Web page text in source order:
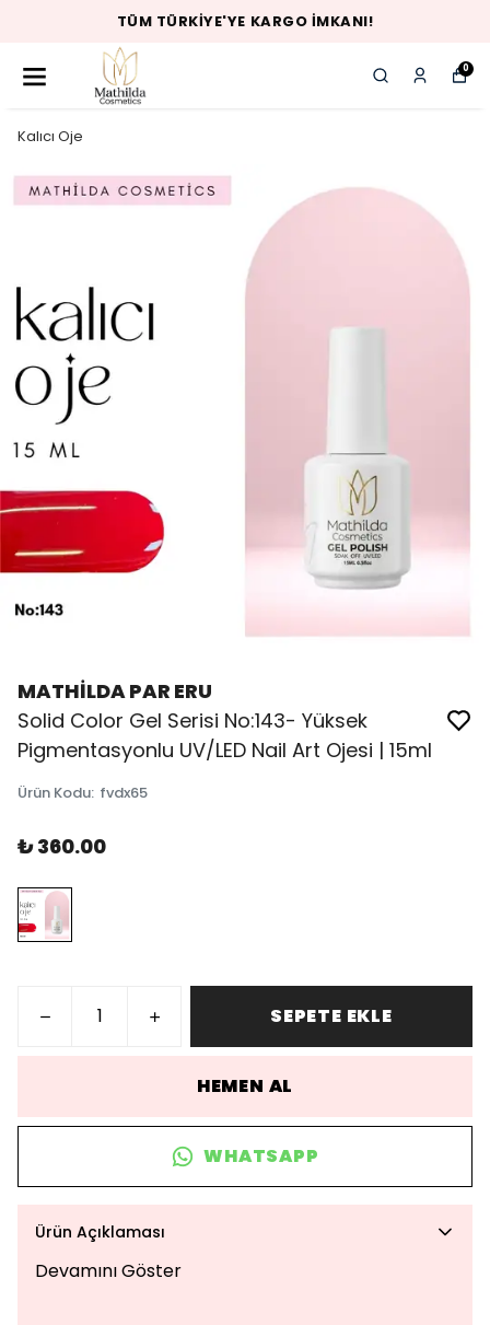
TÜM TÜRKIYE'YE KARGO İMKANI!
0
Kalıcı Oje
MATHİLDA PAR ERU
Solid Color Gel Serisi No:143- Yüksek
Pigmentasyonlu UV/LED Nail Art Ojesi | 15ml
Ürün Kodu: fvdx65
₺ 360.00
SEPETE EKLE
HEMEN AL
WHATSAPP
Ürün Açıklaması
Devamını Göster